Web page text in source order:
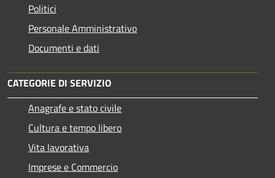
Politici
Personale Amministrativo
Documenti e dati
CATEGORIE DI SERVIZIO
Anagrafe e stato civile
Cultura e tempo libero
Vita lavorativa
Imprese e Commercio